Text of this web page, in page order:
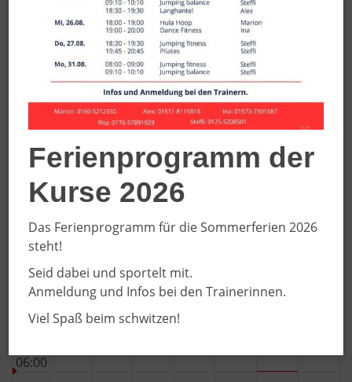
Mo.
3.8.
Di.
4.8.
Mi.
5.8.
Do.
6.8.
Fr.
7.8.
00:00
01:00
02:00
03:00
04:00
05:00
06:00
Ferienprogramm der
Kurse 2026
Das Ferienprogramm für die Sommerferien 2026
steht!
Seid dabei und sportelt mit.
Anmeldung und Infos bei den Trainerinnen.
Viel Spaß beim schwitzen!